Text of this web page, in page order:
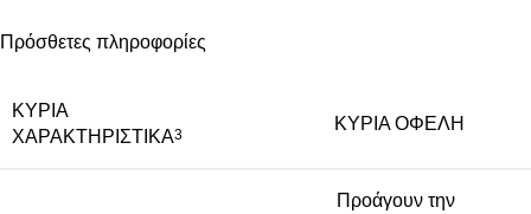
Πρόσθετες πληροφορίες
ΚΥΡΙΑ
ΧΑΡΑΚΤΗΡΙΣΤΙΚΑ3
ΚΥΡΙΑ ΟΦΕΛΗ
Προάγουν την